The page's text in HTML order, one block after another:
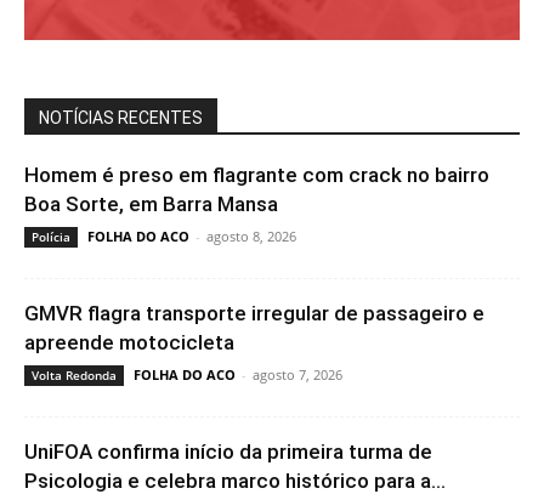
NOTÍCIAS RECENTES
Homem é preso em flagrante com crack no bairro
Boa Sorte, em Barra Mansa
Polícia FOLHA DO ACO - agosto 8, 2026
GMVR flagra transporte irregular de passageiro e
apreende motocicleta
Volta Redonda FOLHA DO ACO - agosto 7, 2026
UniFOA confirma início da primeira turma de
Psicologia e celebra marco histórico para a...